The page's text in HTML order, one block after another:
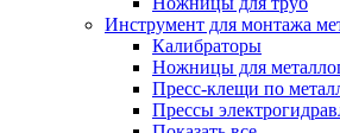
Инструмент для монтажа
Калибраторы
Ножницы для
Пресс-клещи по
Прессы